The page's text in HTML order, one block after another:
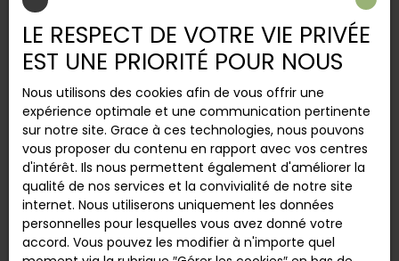
INFORMATIONS
Nos honoraires
Mentions légales
Politique de confidentialité
Plan du site
Gérer les cookies
Propulsé par
LE RESPECT DE VOTRE VIE PRIVÉE
EST UNE PRIORITÉ POUR NOUS
Nous utilisons des cookies afin de vous offrir une
expérience optimale et une communication pertinente
sur notre site. Grace à ces technologies, nous pouvons
vous proposer du contenu en rapport avec vos centres
d'intérêt. Ils nous permettent également d'améliorer la
qualité de nos services et la convivialité de notre site
internet. Nous utiliserons uniquement les données
personnelles pour lesquelles vous avez donné votre
accord. Vous pouvez les modifier à n'importe quel